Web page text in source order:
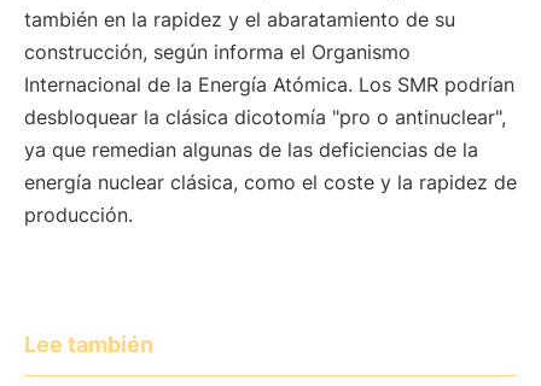
también en la rapidez y el abaratamiento de su
construcción, según informa el Organismo
Internacional de la Energía Atómica. Los SMR podrían
desbloquear la clásica dicotomía "pro o antinuclear",
ya que remedian algunas de las deficiencias de la
energía nuclear clásica, como el coste y la rapidez de
producción.
Lee también